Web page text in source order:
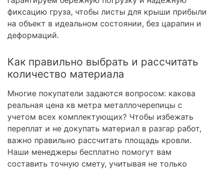
фиксацию груза, чтобы листы для крыши прибыли
на объект в идеальном состоянии, без царапин и
деформаций.
Как правильно выбрать и рассчитать
количество материала
Многие покупатели задаются вопросом: какова
реальная цена кв метра металлочерепицы с
учетом всех комплектующих? Чтобы избежать
переплат и не докупать материал в разгар работ,
важно правильно рассчитать площадь кровли.
Наши менеджеры бесплатно помогут вам
составить точную смету, учитывая не только